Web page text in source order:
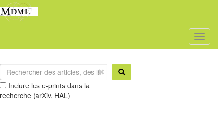
Inclure les e-prints dans la
recherche (arXiv, HAL)